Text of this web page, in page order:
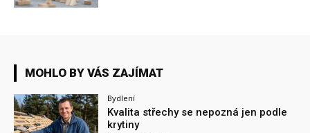
MOHLO BY VÁS ZAJÍMAT
Bydlení
Kvalita střechy se nepozná jen podle
krytiny